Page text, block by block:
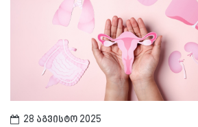
28 აგვისტო 2025